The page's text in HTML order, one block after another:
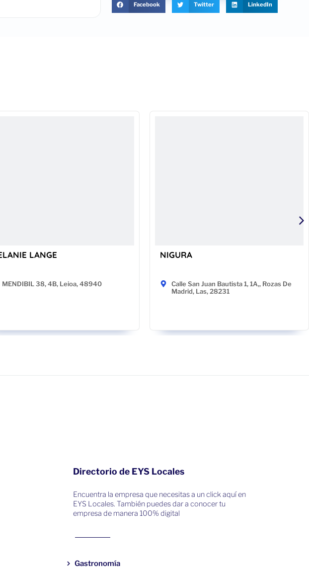
Facebook Twitter LinkedIn
LANGE
MENDIBIL 38, 4B, Leioa, 48940
NIGURA
Calle San Juan Bautista 1, 1A,, Rozas De
Madrid, Las, 28231
Directorio de EYS Locales
Encuentra la empresa que necesitas a un click aquí en
EYS Locales. También puedes dar a conocer tu
empresa de manera 100% digital
Gastronomía